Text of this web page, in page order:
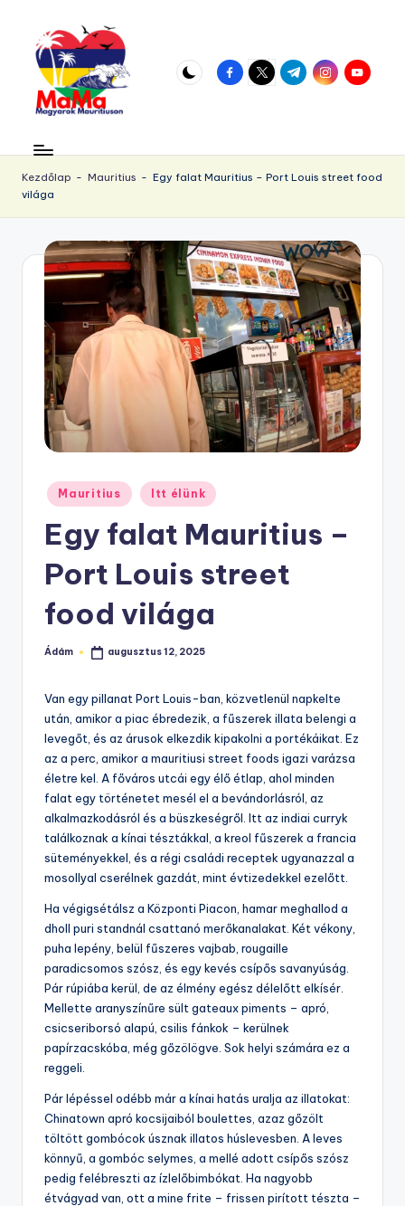
content
u
ri
ti
s.
az
örökös
napsütés!
facebook.com
twitter.com
t.me instagram.com
Kezdőlap - Mauritius - Egy falat Mauritius – Port Louis street food
világa
Posted
in
Mauritius Itt élünk
Egy falat Mauritius –
Port Louis street
food világa
Posted
Ádám augusztus 12, 2025
Van egy pillanat Port Louis-ban, közvetlenül napkelte
után, amikor a piac ébredezik, a fűszerek illata belengi a
levegőt, és az árusok elkezdik kipakolni a portékáikat. Ez
az a perc, amikor a mauritiusi street foods igazi varázsa
életre kel. A főváros utcái egy élő étlap, ahol minden
falat egy történetet mesél el a bevándorlásról, az
alkalmazkodásról és a büszkeségről. Itt az indiai curryk
találkoznak a kínai tésztákkal, a kreol fűszerek a francia
süteményekkel, és a régi családi receptek ugyanazzal a
mosollyal cserélnek gazdát, mint évtizedekkel ezelőtt.
Ha végigsétálsz a Központi Piacon, hamar meghallod a
dholl puri standnál csattanó merőkanalakat. Két vékony,
puha lepény, belül fűszeres vajbab, rougaille
paradicsomos szósz, és egy kevés csípős savanyúság.
Pár rúpiába kerül, de az élmény egész délelőtt elkísér.
Mellette aranyszínűre sült gateaux piments – apró,
csicseriborsó alapú, csilis fánkok – kerülnek
papírzacskóba, még gőzölögve. Sok helyi számára ez a
reggeli.
Pár lépéssel odébb már a kínai hatás uralja az illatokat:
Chinatown apró kocsijaiból boulettes, azaz gőzölt
töltött gombócok úsznak illatos húslevesben. A leves
könnyű, a gombóc selymes, a mellé adott csípős szósz
pedig felébreszti az ízlelőbimbókat. Ha nagyobb
étvágyad van, ott a mine frite – frissen pirított tészta –